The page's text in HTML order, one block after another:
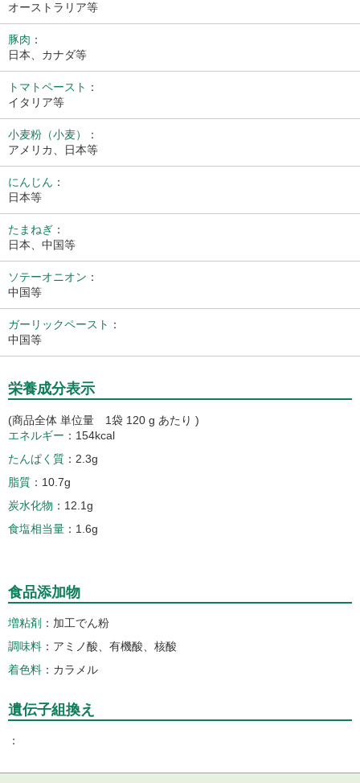
オーストラリア等
豚肉 ：
日本、カナダ等
トマトペースト ：
イタリア等
小麦粉（小麦）
：
アメリカ、日本等
にんじん ：
日本等
たまねぎ ：
日本、中国等
ソテーオニオン ：
中国等
ガーリックペースト ：
中国等
栄養成分表示
(商品全体 単位量 1袋 120 g あたり )
エネルギー
154kcal
たんぱく質
2.3g
脂質
10.7g
炭水化物
12.1g
食塩相当量
1.6g
食品添加物
増粘剤
加工でん粉
調味料
アミノ酸、有機酸、核酸
着色料
カラメル
遺伝子組換え